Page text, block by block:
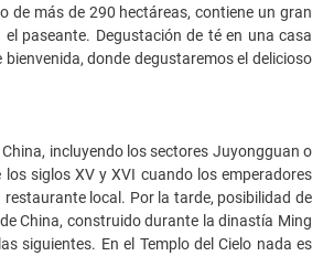
de más de 290 hectáreas, contiene un gran
paseante. Degustación de té en una casa
donde degustaremos el delicioso
incluyendo los sectores Juyongguan o
siglos XV y XVI cuando los emperadores
local. Por la tarde, posibilidad de
China, construido durante la dinastía Ming
siguientes. En el Templo del Cielo nada es